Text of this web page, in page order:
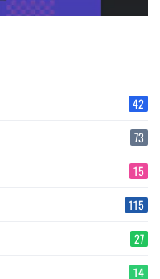
42
73
15
115
27
14